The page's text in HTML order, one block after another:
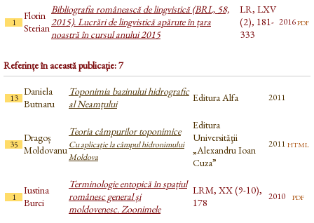
1
Florin
Sterian
Bibliografia românească de lingvistică (BRL, 58,
2015). Lucrări de lingvistică apărute în țara
noastră în cursul anului 2015
LR, LXV
(2), 181-
333
2016pdf
Referințe în această publicație: 7
13
Daniela
Butnaru
Toponimia bazinului hidrografic
al Neamțului
Editura Alfa 2011
35
Dragoș
Moldovanu
Teoria câmpurilor toponimice
Cu aplicaţie la câmpul hidronimului
Moldova
Editura
Universităţii
„Alexandru Ioan
Cuza”
2011 html
1
Iustina
Burci
Terminologie entopică în spațiul
românesc general și
moldovenesc. Zoonimele
LRM, XX (9-10),
178
2010 pdf